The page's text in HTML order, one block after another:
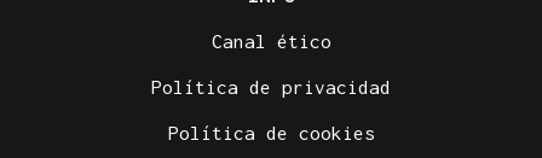
Canal ético
Política de privacidad
Política de cookies